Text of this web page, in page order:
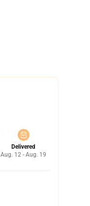
Delivered
Aug. 12 - Aug. 19